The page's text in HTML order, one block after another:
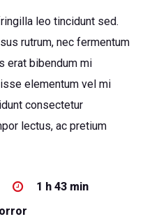
leo tincidunt sed.
rutrum, nec fermentum
erat bibendum mi
elementum vel mi
consectetur
lectus, ac pretium
1 h 43 min